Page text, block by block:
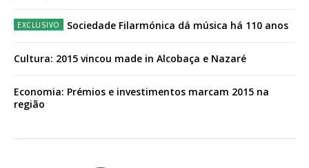
Sociedade Filarmónica dá música há 110 anos
Cultura: 2015 vincou made in Alcobaça e Nazaré
Economia: Prémios e investimentos marcam 2015 na
região